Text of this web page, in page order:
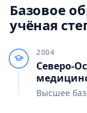
Базовое
учёная
2004
Северо-
Высшее